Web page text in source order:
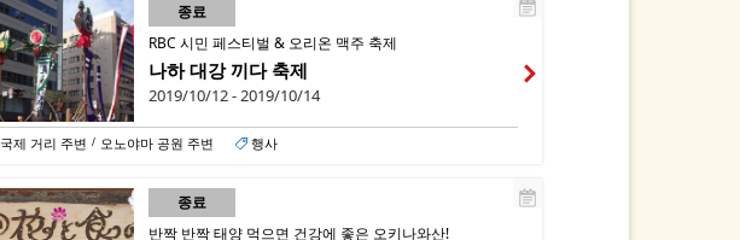
종료
RBC 시민 페스티벌 & 오리온 맥주 축제
나하 대강 끼다 축제
2019/10/12 - 2019/10/14
국제 거리 주변 / 오노야마 공원 주변 행사
종료
반짝 반짝 태양 먹으면 건강에 좋은 오키나와산!